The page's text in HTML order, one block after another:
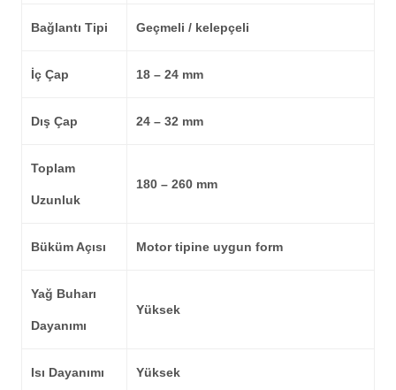
Bağlantı Tipi Geçmeli / kelepçeli
İç Çap 18 – 24 mm
Dış Çap 24 – 32 mm
Toplam
Uzunluk
180 – 260 mm
Büküm Açısı Motor tipine uygun form
Yağ Buharı
Dayanımı
Yüksek
Isı Dayanımı Yüksek